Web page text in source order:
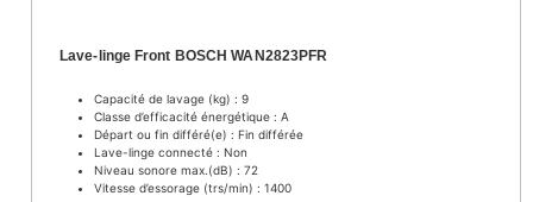
Lave-linge Front BOSCH WAN2823PFR
Capacité de lavage (kg) : 9
Classe d’efficacité énergétique : A
Départ ou fin différé(e) : Fin différée
Lave-linge connecté : Non
Niveau sonore max.(dB) : 72
Vitesse d’essorage (trs/min) : 1400